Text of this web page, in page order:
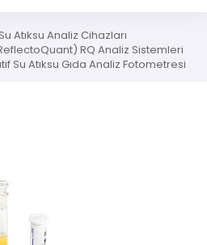
Su Atıksu Analiz Cihazları
RQ Analiz Sistemleri
Su Atıksu Gıda Analiz Fotometresi